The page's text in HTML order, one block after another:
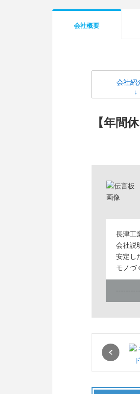
会社概要
会社紹
【年間
長津工
会社説
安定し
モノづ
建設機
トラン
様々な